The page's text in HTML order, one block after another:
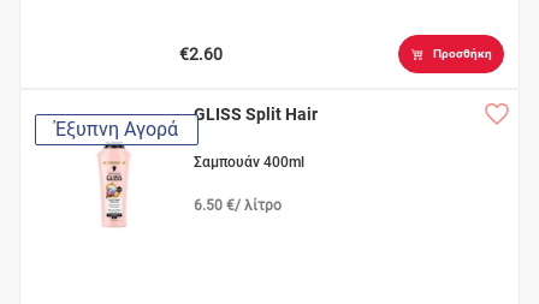
€2.60 Προσθήκη
Έξυπνη Αγορά
GLISS Split Hair
Σαμπουάν 400ml
6.50 €/ λίτρο